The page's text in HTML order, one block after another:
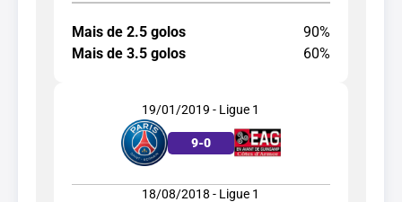
Mais de 2.5 golos
90%
Mais de 3.5 golos
60%
19/01/2019 - Ligue 1
9-0
18/08/2018 - Ligue 1